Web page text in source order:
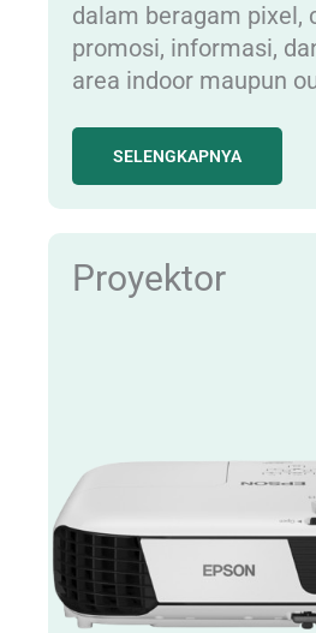
dalam beragam pixel,
promosi, informasi,
area indoor maupun
SELENGKAPNYA
Proyektor